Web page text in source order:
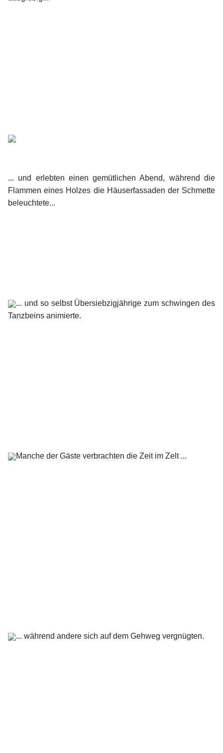
... und erlebten einen gemütlichen Abend, während die
Flammen eines Holzes die Häuserfassaden der Schmette
beleuchtete...
... und so selbst Übersiebzigjährige zum schwingen des
Tanzbeins animierte.
Manche der Gäste verbrachten die Zeit im Zelt ...
... während andere sich auf dem Gehweg vergnügten.